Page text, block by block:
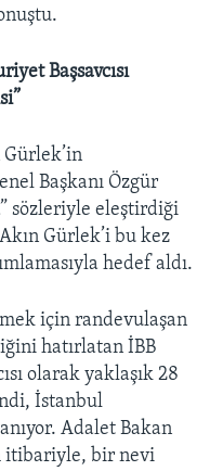
Başsavcısı
Gürlek’in
Başkanı Özgür
sözleriyle eleştirdiği
Gürlek’i bu kez
hedef aldı.
için randevulaşan
hatırlatan İBB
olarak yaklaşık 28
İstanbul
Adalet Bakan
itibariyle, bir nevi